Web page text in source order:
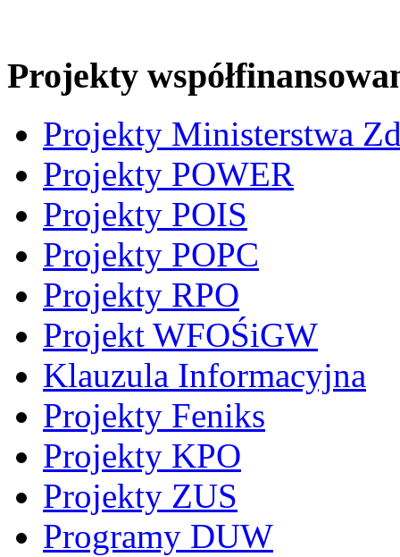
Projekty
Projekty Ministerstwa
Projekty POWER
Projekty POIS
Projekty POPC
Projekty RPO
Projekt WFOŚiGW
Klauzula Informacyjna
Projekty Feniks
Projekty KPO
Projekty ZUS
Programy DUW